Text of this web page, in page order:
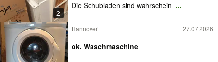
2
Die Schubladen sind wahrschein ...
Hannover 27.07.2026
ok. Waschmaschine